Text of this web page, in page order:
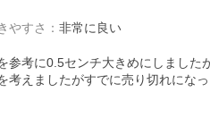
やすさ ： 非常に良い
参考に0.5センチ大きめにしました
考えましたがすでに売り切れになっ